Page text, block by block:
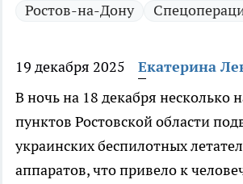
Ростов-на-Дону
19 декабря 2025
Екатерина
В ночь на 18 декабря несколько
пунктов Ростовской области
украинских беспилотных
аппаратов, что привело к